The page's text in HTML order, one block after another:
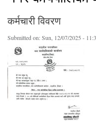
कर्मचारी विवरण
Submitted on:Sun, 12/07/2025 -